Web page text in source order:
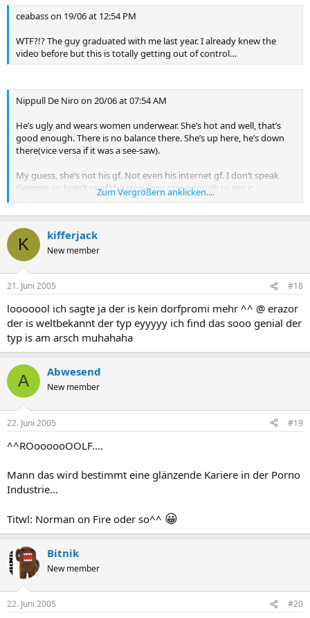
ceabass on 19/06 at 12:54 PM
WTF?!? The guy graduated with me last year. I already knew the
video before but this is totally getting out of control…
Nippull De Niro on 20/06 at 07:54 AM
He’s ugly and wears women underwear. She’s hot and well, that’s
good enough. There is no balance there. She’s up here, he’s down
there(vice versa if it was a see-saw).
My guess, she’s not his gf. Not even his internet gf. I don’t speak
German so I can’t read the story(nor care enough to get it
translated) but the rules apply everywhere. He’s not in her league
and she’s not his gf.
Zum Vergrößern anklicken....
K kifferjack
New member
21. Juni 2005 #18
looooool ich sagte ja der is kein dorfpromi mehr ^^ @ erazor
der is weltbekannt der typ eyyyyy ich find das sooo genial der
typ is am arsch muhahaha
A Abwesend
New member
22. Juni 2005 #19
^^ROoooooOOLF....
Mann das wird bestimmt eine glänzende Kariere in der Porno
Industrie...
Titwl: Norman on Fire oder so^^ 😀
Bitnik
New member
22. Juni 2005 #20